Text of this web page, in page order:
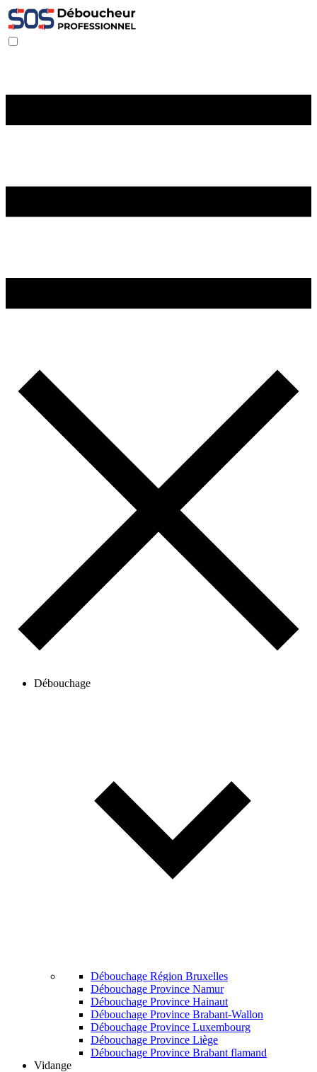
Débouchage
Débouchage Région Bruxelles
Débouchage Province Namur
Débouchage Province Hainaut
Débouchage Province Brabant-Wallon
Débouchage Province Luxembourg
Débouchage Province Liège
Débouchage Province Brabant flamand
Vidange